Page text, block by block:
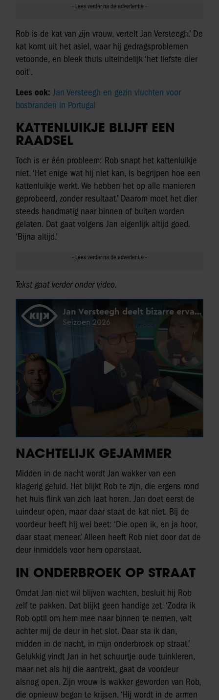
Rob is de kat van zijn vrouw, vertelt Jan Versteegh.’ De
kat komt uit het asiel, waar hij gedragsproblemen
vetoonde, en bleek thuis uiteindelijk ‘het liefste dier
ooit’.
Lees ook: Jan Versteegh en gezin vluchten voor
bosbranden in Portugal
KATTENLUIKJE BLIJFT EEN
RAADSEL
Toch is er één probleem: Rob snapt het kattenluikje
niet. ‘Het enige wat hij niet kan, is begrijpen hoe een
kattenluikje werkt. We hebben het op alle manieren
geprobeerd, zonder resultaat.’ Daarom moet het dier
steeds handmatig naar binnen of buiten worden
gelaten. Dat gaat volgens Jan eigenlijk altijd goed.
‘Bijna altijd.’
Tekst gaat verder onder video.
NACHTELIJK GEJAMMER
Midden in de nacht wordt Jan wakker van een
klagerig geluid. Het blijkt Rob te zijn, die ergens rond
het huis flink van zich laat horen. Jan doet eerst de
tuindeur open, maar daar staat de kat niet. Bij de
voordeur heeft hij wel beet: ‘Die open ik, en ja hoor,
daar staat meneer.’ Alleen heeft Rob niet door dat de
deur inmiddels voor hem openstaat.
IN ONDERBROEK OP STRAAT
Omdat Jan niet wil blijven wachten, besluit hij Rob
zelf te pakken. Dat blijkt geen handige zet. ‘Zodra ik
Rob optil om hem mee naar binnen te nemen, valt
achter mij de deur in het slot. Daar sta ik dan,
midden in de nacht, in mijn onderbroek op straat.’
Gelukkig vindt Jan in het schuurtje oude tuinkleren,
maar net als hij die aantrekt, gaat de voordeur
alsnog open. Zijn vrouw is wakker geworden van Rob,
die opnieuw begon te krijsen. ‘Hij wordt in de armen